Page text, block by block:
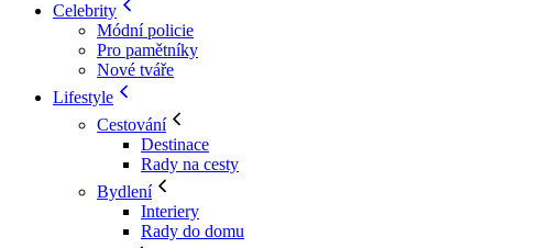
Celebrity
Módní policie
Pro pamětníky
Nové tváře
Lifestyle
Cestování
Destinace
Rady na cesty
Bydlení
Interiery
Rady do domu